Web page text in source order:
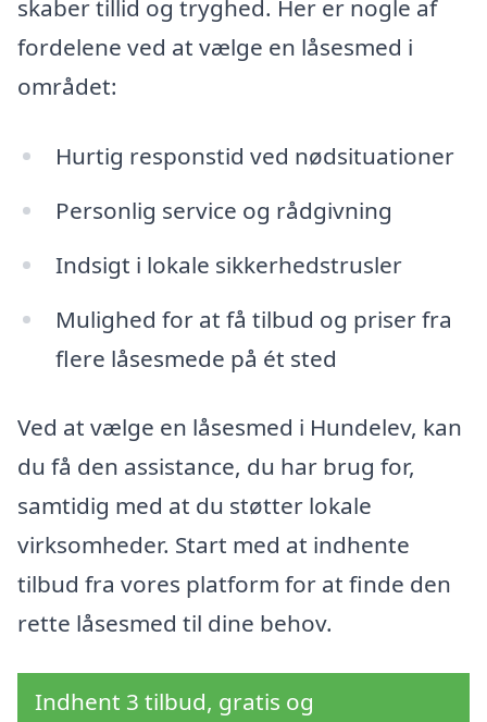
skaber tillid og tryghed. Her er nogle af
fordelene ved at vælge en låsesmed i
området:
Hurtig responstid ved nødsituationer
Personlig service og rådgivning
Indsigt i lokale sikkerhedstrusler
Mulighed for at få tilbud og priser fra
flere låsesmede på ét sted
Ved at vælge en låsesmed i Hundelev, kan
du få den assistance, du har brug for,
samtidig med at du støtter lokale
virksomheder. Start med at indhente
tilbud fra vores platform for at finde den
rette låsesmed til dine behov.
Indhent 3 tilbud, gratis og